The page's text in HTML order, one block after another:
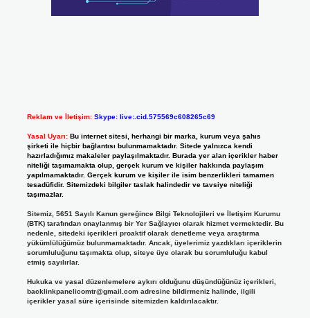
Reklam ve İletişim: Skype: live:.cid.575569c608265c69
Yasal Uyarı: Bu internet sitesi, herhangi bir marka, kurum veya şahıs
şirketi ile hiçbir bağlantısı bulunmamaktadır. Sitede yalnızca kendi
hazırladığımız makaleler paylaşılmaktadır. Burada yer alan içerikler haber
niteliği taşımamakta olup, gerçek kurum ve kişiler hakkında paylaşım
yapılmamaktadır. Gerçek kurum ve kişiler ile isim benzerlikleri tamamen
tesadüfidir. Sitemizdeki bilgiler taslak halindedir ve tavsiye niteliği
taşımazlar.
Sitemiz, 5651 Sayılı Kanun gereğince Bilgi Teknolojileri ve İletişim Kurumu
(BTK) tarafından onaylanmış bir Yer Sağlayıcı olarak hizmet vermektedir. Bu
nedenle, sitedeki içerikleri proaktif olarak denetleme veya araştırma
yükümlülüğümüz bulunmamaktadır. Ancak, üyelerimiz yazdıkları içeriklerin
sorumluluğunu taşımakta olup, siteye üye olarak bu sorumluluğu kabul
etmiş sayılırlar.
Hukuka ve yasal düzenlemelere aykırı olduğunu düşündüğünüz içerikleri,
backlinkpanelicomtr@gmail.comadresine bildirmeniz halinde, ilgili
içerikler yasal süre içerisinde sitemizden kaldırılacaktır.